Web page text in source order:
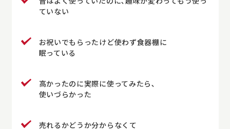
ていない
お祝いでもらったけど使わず食器棚に
眠っている
高かったのに実際に使ってみたら､
使いづらかった
売れるかどうか分からなくて